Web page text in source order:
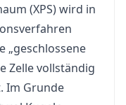
(XPS) wird in
„geschlossene
Zelle vollständig
Im Grunde